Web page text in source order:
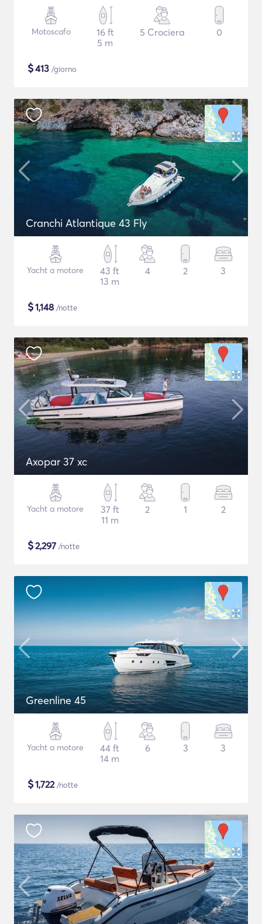
Motoscafo
16 ft
5 m
5 Crociera 0
$413 /giorno
Cranchi Atlantique 43 Fly
Yacht a motore
43 ft
13 m
4 2 3
$1,148 /notte
Axopar 37 xc
Yacht a motore
37 ft
11 m
2 1 2
$2,297 /notte
Greenline 45
Yacht a motore
44 ft
14 m
6 3 3
$1,722/notte